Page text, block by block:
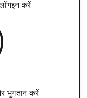
करें
भुगतान करें